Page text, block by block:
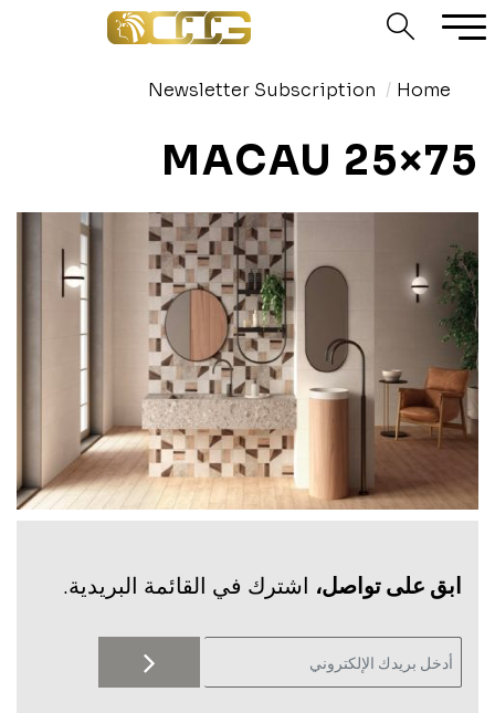
Home
Newsletter Subscription
MACAU 25×75
‫ابق على تواصل، اشترك في القائمة البريدية.